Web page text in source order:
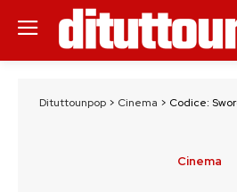
Dituttounpop > Cinema > Codice:
Cinema